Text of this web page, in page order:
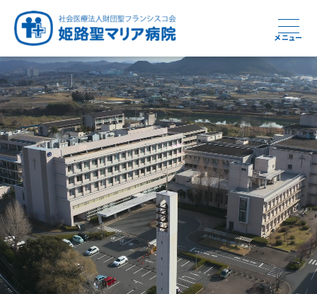
メニュー
健康と安心をあなたに
つなぎ続ける地域医療
周産期から終末期まで
地域を支える医療
急性期から回復期へと
つなぐ医療
学び・育てる医療